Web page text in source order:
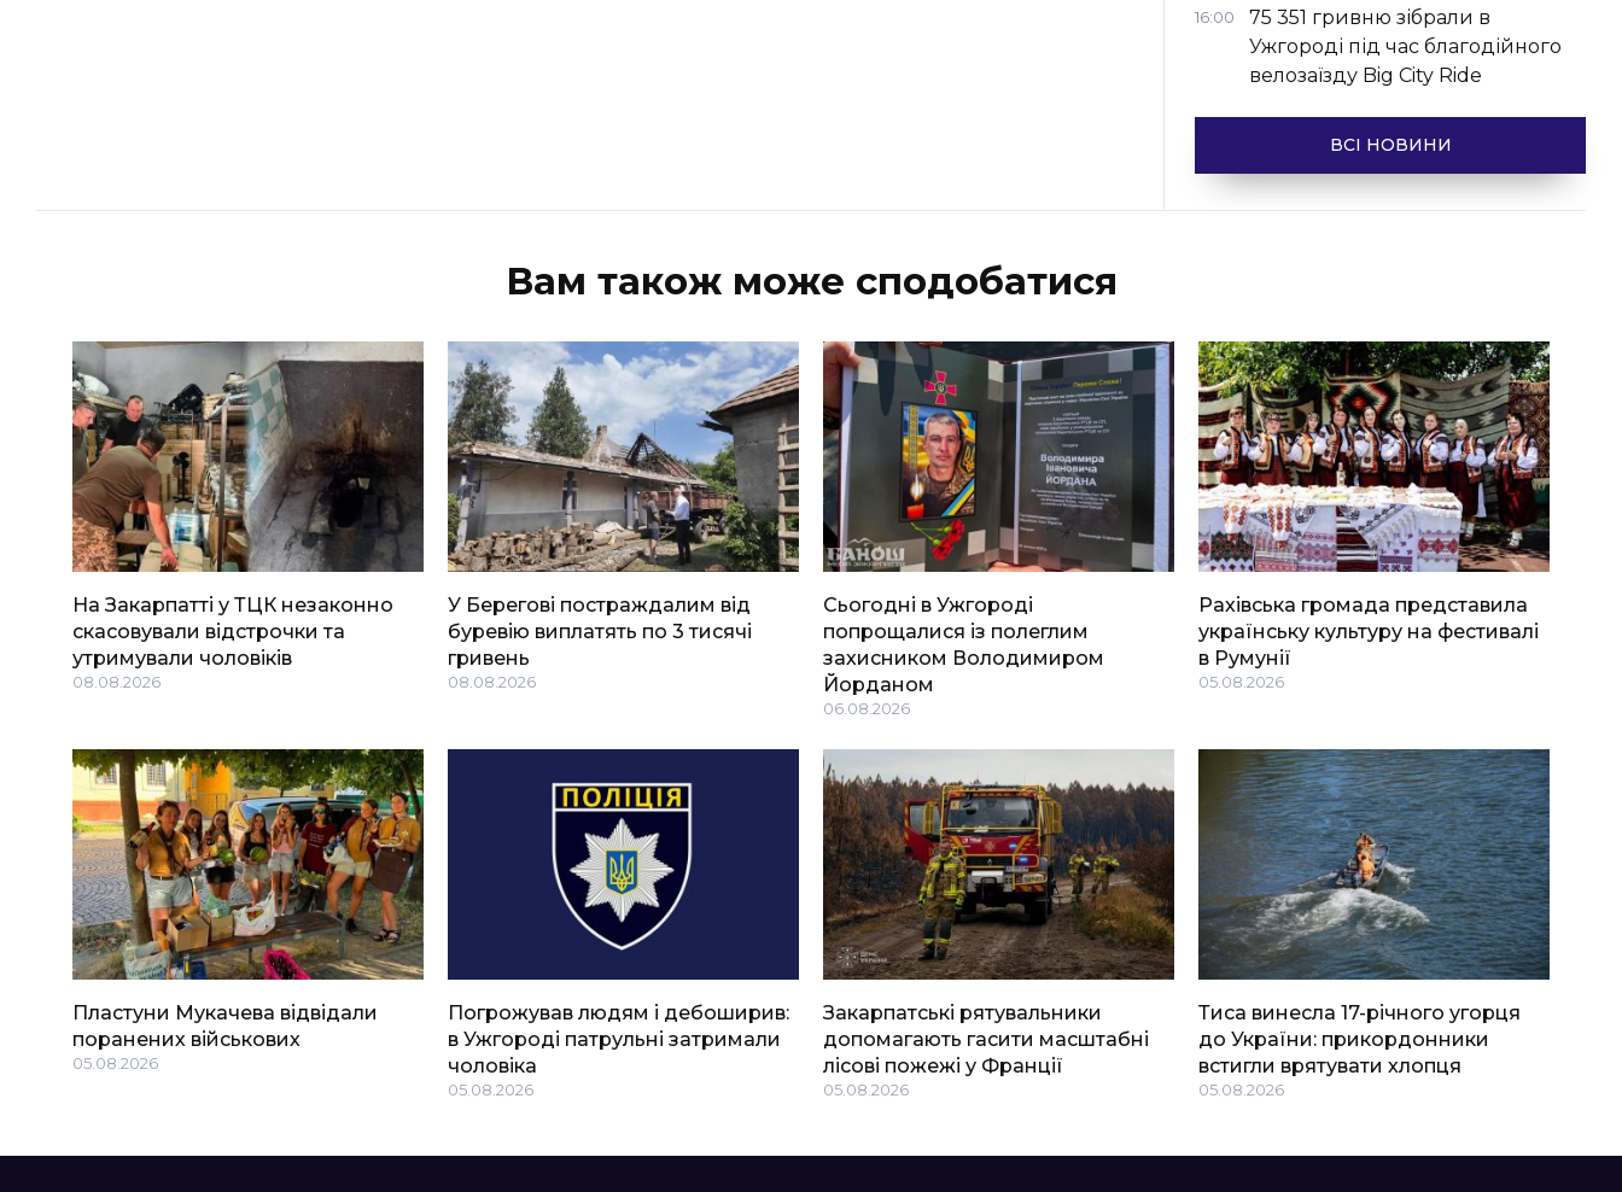
16:00
75 351 гривню зібрали в
Ужгороді під час благодійного
велозаїзду Big Сity Ride
ВСІ НОВИНИ
Вам також може сподобатися
На Закарпатті у ТЦК незаконно
скасовували відстрочки та
утримували чоловіків
08.08.2026
У Берегові постраждалим від
буревію виплатять по 3 тисячі
гривень
08.08.2026
Сьогодні в Ужгороді
попрощалися із полеглим
захисником Володимиром
Йорданом
06.08.2026
Рахівська громада представила
українську культуру на фестивалі
в Румунії
05.08.2026
Пластуни Мукачева відвідали
поранених військових
05.08.2026
Погрожував людям і дебоширив:
в Ужгороді патрульні затримали
чоловіка
05.08.2026
Закарпатські рятувальники
допомагають гасити масштабні
лісові пожежі у Франції
05.08.2026
Тиса винесла 17-річного угорця
до України: прикордонники
встигли врятувати хлопця
05.08.2026